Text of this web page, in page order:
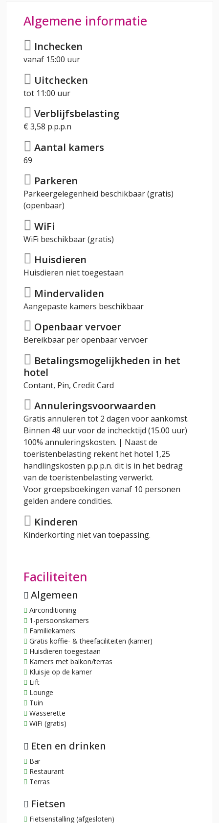
Algemene informatie
Inchecken
vanaf 15:00 uur
Uitchecken
tot 11:00 uur
Verblijfsbelasting
€ 3,58 p.p.p.n
Aantal kamers
69
Parkeren
Parkeergelegenheid beschikbaar (gratis)
(openbaar)
WiFi
WiFi beschikbaar (gratis)
Huisdieren
Huisdieren niet toegestaan
Mindervaliden
Aangepaste kamers beschikbaar
Openbaar vervoer
Bereikbaar per openbaar vervoer
Betalingsmogelijkheden in het
hotel
Contant, Pin, Credit Card
Annuleringsvoorwaarden
Gratis annuleren tot 2 dagen voor aankomst.
Binnen 48 uur voor de inchecktijd (15.00 uur)
100% annuleringskosten. | Naast de
toeristenbelasting rekent het hotel 1,25
handlingskosten p.p.p.n. dit is in het bedrag
van de toeristenbelasting verwerkt.
Voor groepsboekingen vanaf 10 personen
gelden andere condities.
Kinderen
Kinderkorting niet van toepassing.
Faciliteiten
Algemeen
Airconditioning
1-persoonskamers
Familiekamers
Gratis koffie- & theefaciliteiten (kamer)
Huisdieren toegestaan
Kamers met balkon/terras
Kluisje op de kamer
Lift
Lounge
Tuin
Wasserette
WiFi (gratis)
Eten en drinken
Bar
Restaurant
Terras
Fietsen
Fietsenstalling (afgesloten)